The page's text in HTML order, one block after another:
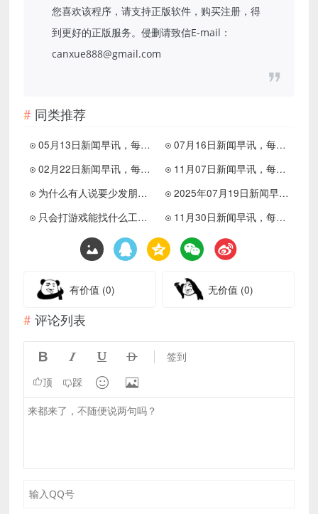
您喜欢该程序，请支持正版软件，购买注册，得
到更好的正版服务。侵删请致信E-mail：
canxue888@gmail.com
同类推荐
05月13日新闻早讯，每天60s读懂世界
07月16日新闻早讯，每天60秒读懂世界
02月22日新闻早讯，每天60s读懂世界
11月07日新闻早讯，每天60s读懂世界
为什么有人说要少发朋友圈
2025年07月19日新闻早讯，每天60s读懂世界
只会打游戏能找什么工作呢？
11月30日新闻早讯，每天60秒读懂世界
有价值 (0) 无价值 (0)
评论列表
    签到
顶 踩  